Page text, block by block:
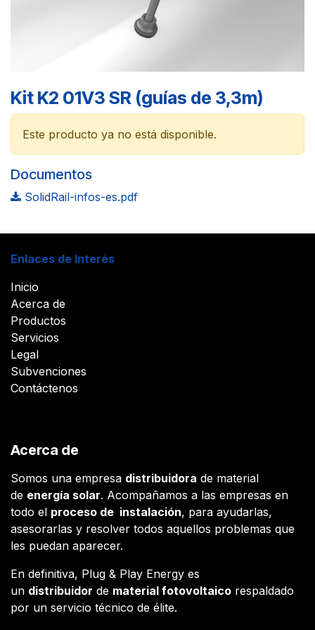
Kit K2 01V3 SR (guías de 3,3m)
Este producto ya no está disponible.
Documentos
SolidRail-infos-es.pdf
Enlaces de Interés
Inicio
Acerca de
Productos
Servicios
Legal
Subvenciones
Contáctenos
Acerca de
Somos una empresa distribuidora de material
de energía solar. Acompañamos a las empresas en
todo el proceso de instalación, para ayudarlas,
asesorarlas y resolver todos aquellos problemas que
les puedan aparecer.
En definitiva, Plug & Play Energy es
un distribuidor de material fotovoltaico respaldado
por un servicio técnico de élite.